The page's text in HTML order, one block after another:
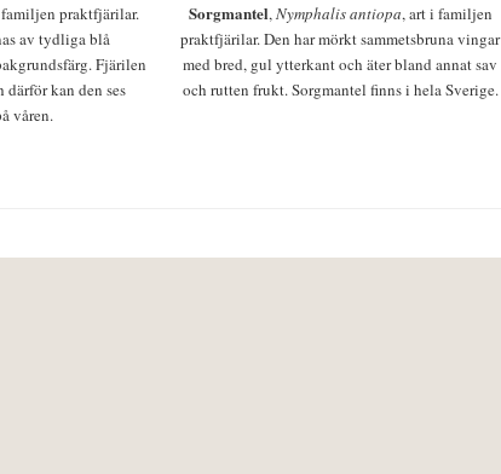
praktfjärilar.
av tydliga blå
Fjärilen
kan den ses
våren.
Sorgmantel,Nymphalis antiopa, art i familjen
praktfjärilar. Den har mörkt sammetsbruna vingar
med bred, gul ytterkant och äter bland annat sav
och rutten frukt. Sorgmantel finns i hela Sverige.